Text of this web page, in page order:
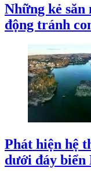
Những kẻ săn
động tránh
Phát hiện hệ
dưới đáy biển